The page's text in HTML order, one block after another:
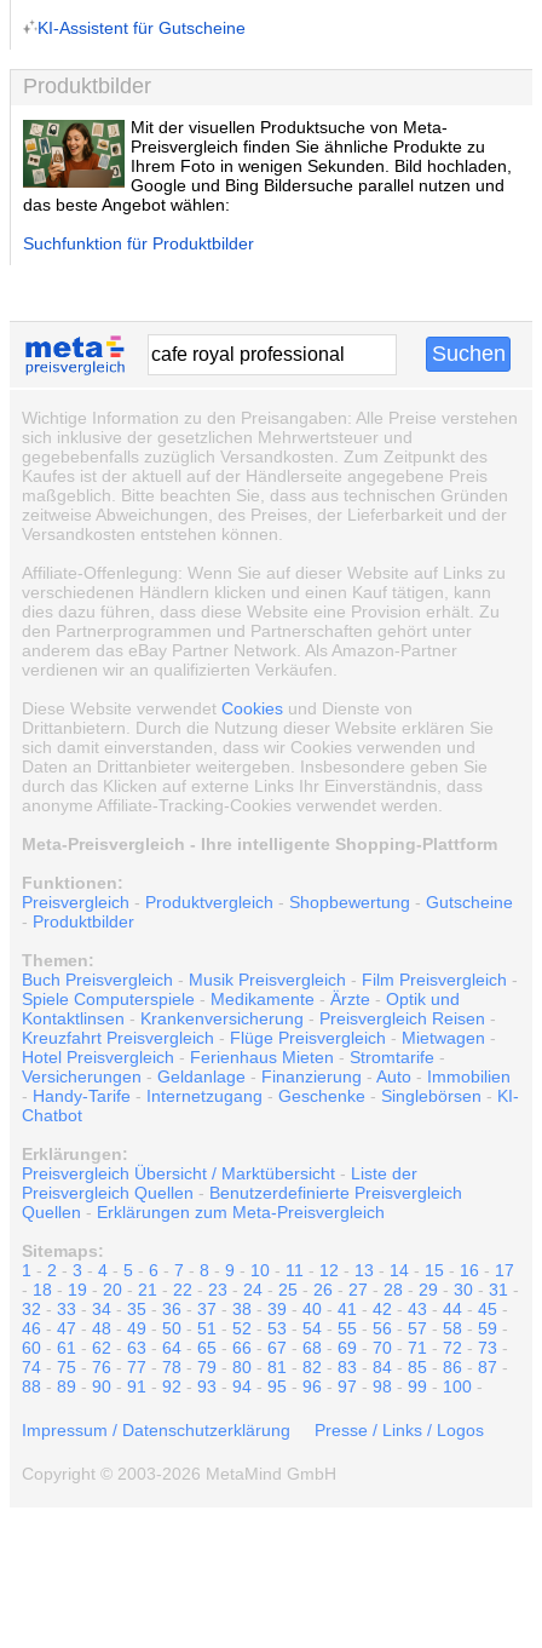
KI-Assistent für Gutscheine
Produktbilder
Mit der visuellen Produktsuche von Meta-
Preisvergleich finden Sie ähnliche Produkte zu
Ihrem Foto in wenigen Sekunden. Bild hochladen,
Google und Bing Bildersuche parallel nutzen und
das beste Angebot wählen:
Suchfunktion für Produktbilder
Wichtige Information zu den Preisangaben: Alle Preise verstehen
sich inklusive der gesetzlichen Mehrwertsteuer und
gegebebenfalls zuzüglich Versandkosten. Zum Zeitpunkt des
Kaufes ist der aktuell auf der Händlerseite angegebene Preis
maßgeblich. Bitte beachten Sie, dass aus technischen Gründen
zeitweise Abweichungen, des Preises, der Lieferbarkeit und der
Versandkosten entstehen können.
Affiliate-Offenlegung: Wenn Sie auf dieser Website auf Links zu
verschiedenen Händlern klicken und einen Kauf tätigen, kann
dies dazu führen, dass diese Website eine Provision erhält. Zu
den Partnerprogrammen und Partnerschaften gehört unter
anderem das eBay Partner Network. Als Amazon-Partner
verdienen wir an qualifizierten Verkäufen.
Diese Website verwendet Cookies und Dienste von
Drittanbietern. Durch die Nutzung dieser Website erklären Sie
sich damit einverstanden, dass wir Cookies verwenden und
Daten an Drittanbieter weitergeben. Insbesondere geben Sie
durch das Klicken auf externe Links Ihr Einverständnis, dass
anonyme Affiliate-Tracking-Cookies verwendet werden.
Meta-Preisvergleich - Ihre intelligente Shopping-Plattform
Funktionen:
Preisvergleich - Produktvergleich - Shopbewertung - Gutscheine
- Produktbilder
Themen:
Buch Preisvergleich - Musik Preisvergleich - Film Preisvergleich -
Spiele Computerspiele - Medikamente - Ärzte - Optik und
Kontaktlinsen - Krankenversicherung - Preisvergleich Reisen -
Kreuzfahrt Preisvergleich - Flüge Preisvergleich - Mietwagen -
Hotel Preisvergleich - Ferienhaus Mieten - Stromtarife -
Versicherungen - Geldanlage - Finanzierung - Auto - Immobilien
- Handy-Tarife - Internetzugang - Geschenke - Singlebörsen - KI-
Chatbot
Erklärungen:
Preisvergleich Übersicht / Marktübersicht - Liste der
Preisvergleich Quellen - Benutzerdefinierte Preisvergleich
Quellen - Erklärungen zum Meta-Preisvergleich
Sitemaps:
1 - 2 - 3 - 4 - 5 - 6 - 7 - 8 - 9 - 10 - 11 - 12 - 13 - 14 - 15 - 16 - 17
- 18 - 19 - 20 - 21 - 22 - 23 - 24 - 25 - 26 - 27 - 28 - 29 - 30 - 31 -
32 - 33 - 34 - 35 - 36 - 37 - 38 - 39 - 40 - 41 - 42 - 43 - 44 - 45 -
46 - 47 - 48 - 49 - 50 - 51 - 52 - 53 - 54 - 55 - 56 - 57 - 58 - 59 -
60 - 61 - 62 - 63 - 64 - 65 - 66 - 67 - 68 - 69 - 70 - 71 - 72 - 73 -
74 - 75 - 76 - 77 - 78 - 79 - 80 - 81 - 82 - 83 - 84 - 85 - 86 - 87 -
88 - 89 - 90 - 91 - 92 - 93 - 94 - 95 - 96 - 97 - 98 - 99 - 100 -
Impressum / Datenschutzerklärung Presse / Links / Logos
Copyright © 2003-2026 MetaMind GmbH